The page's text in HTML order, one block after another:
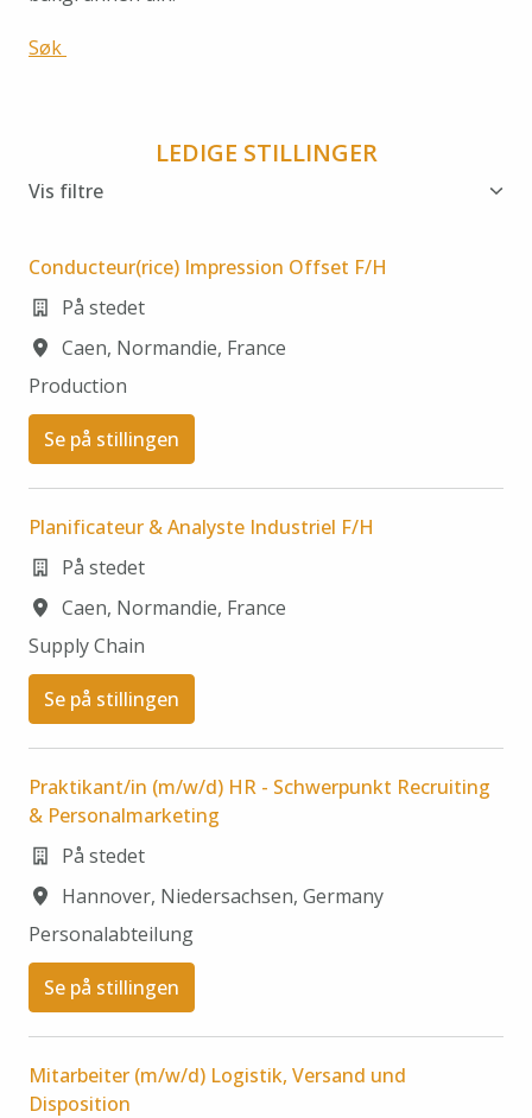
Søk
LEDIGE STILLINGER
Vis filtre
Conducteur(rice) Impression Offset F/H
På stedet
Caen, Normandie, France
Production
Se på stillingen
Planificateur & Analyste Industriel F/H
På stedet
Caen, Normandie, France
Supply Chain​
Se på stillingen
Praktikant/in (m/w/d) HR - Schwerpunkt Recruiting
& Personalmarketing
På stedet
Hannover, Niedersachsen, Germany
Personalabteilung
Se på stillingen
Mitarbeiter (m/w/d) Logistik, Versand und
Disposition